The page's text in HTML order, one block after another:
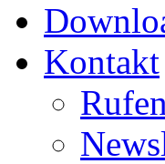
Kontakt